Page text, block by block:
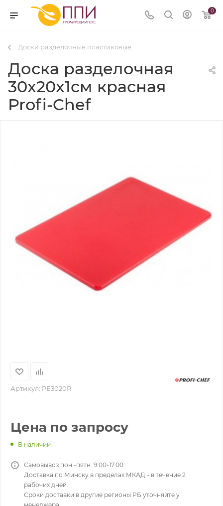
0
Доски разделочные пластиковые
Доска разделочная
30x20x1см красная
Profi-Chef
Артикул: PE3020R
Цена по запросу
В наличии
Самовывоз пон.-пятн. 9.00-17.00
Доставка по Минску в пределах МКАД - в течение 2
рабочих дней.
Сроки доставки в другие регионы РБ уточняйте у